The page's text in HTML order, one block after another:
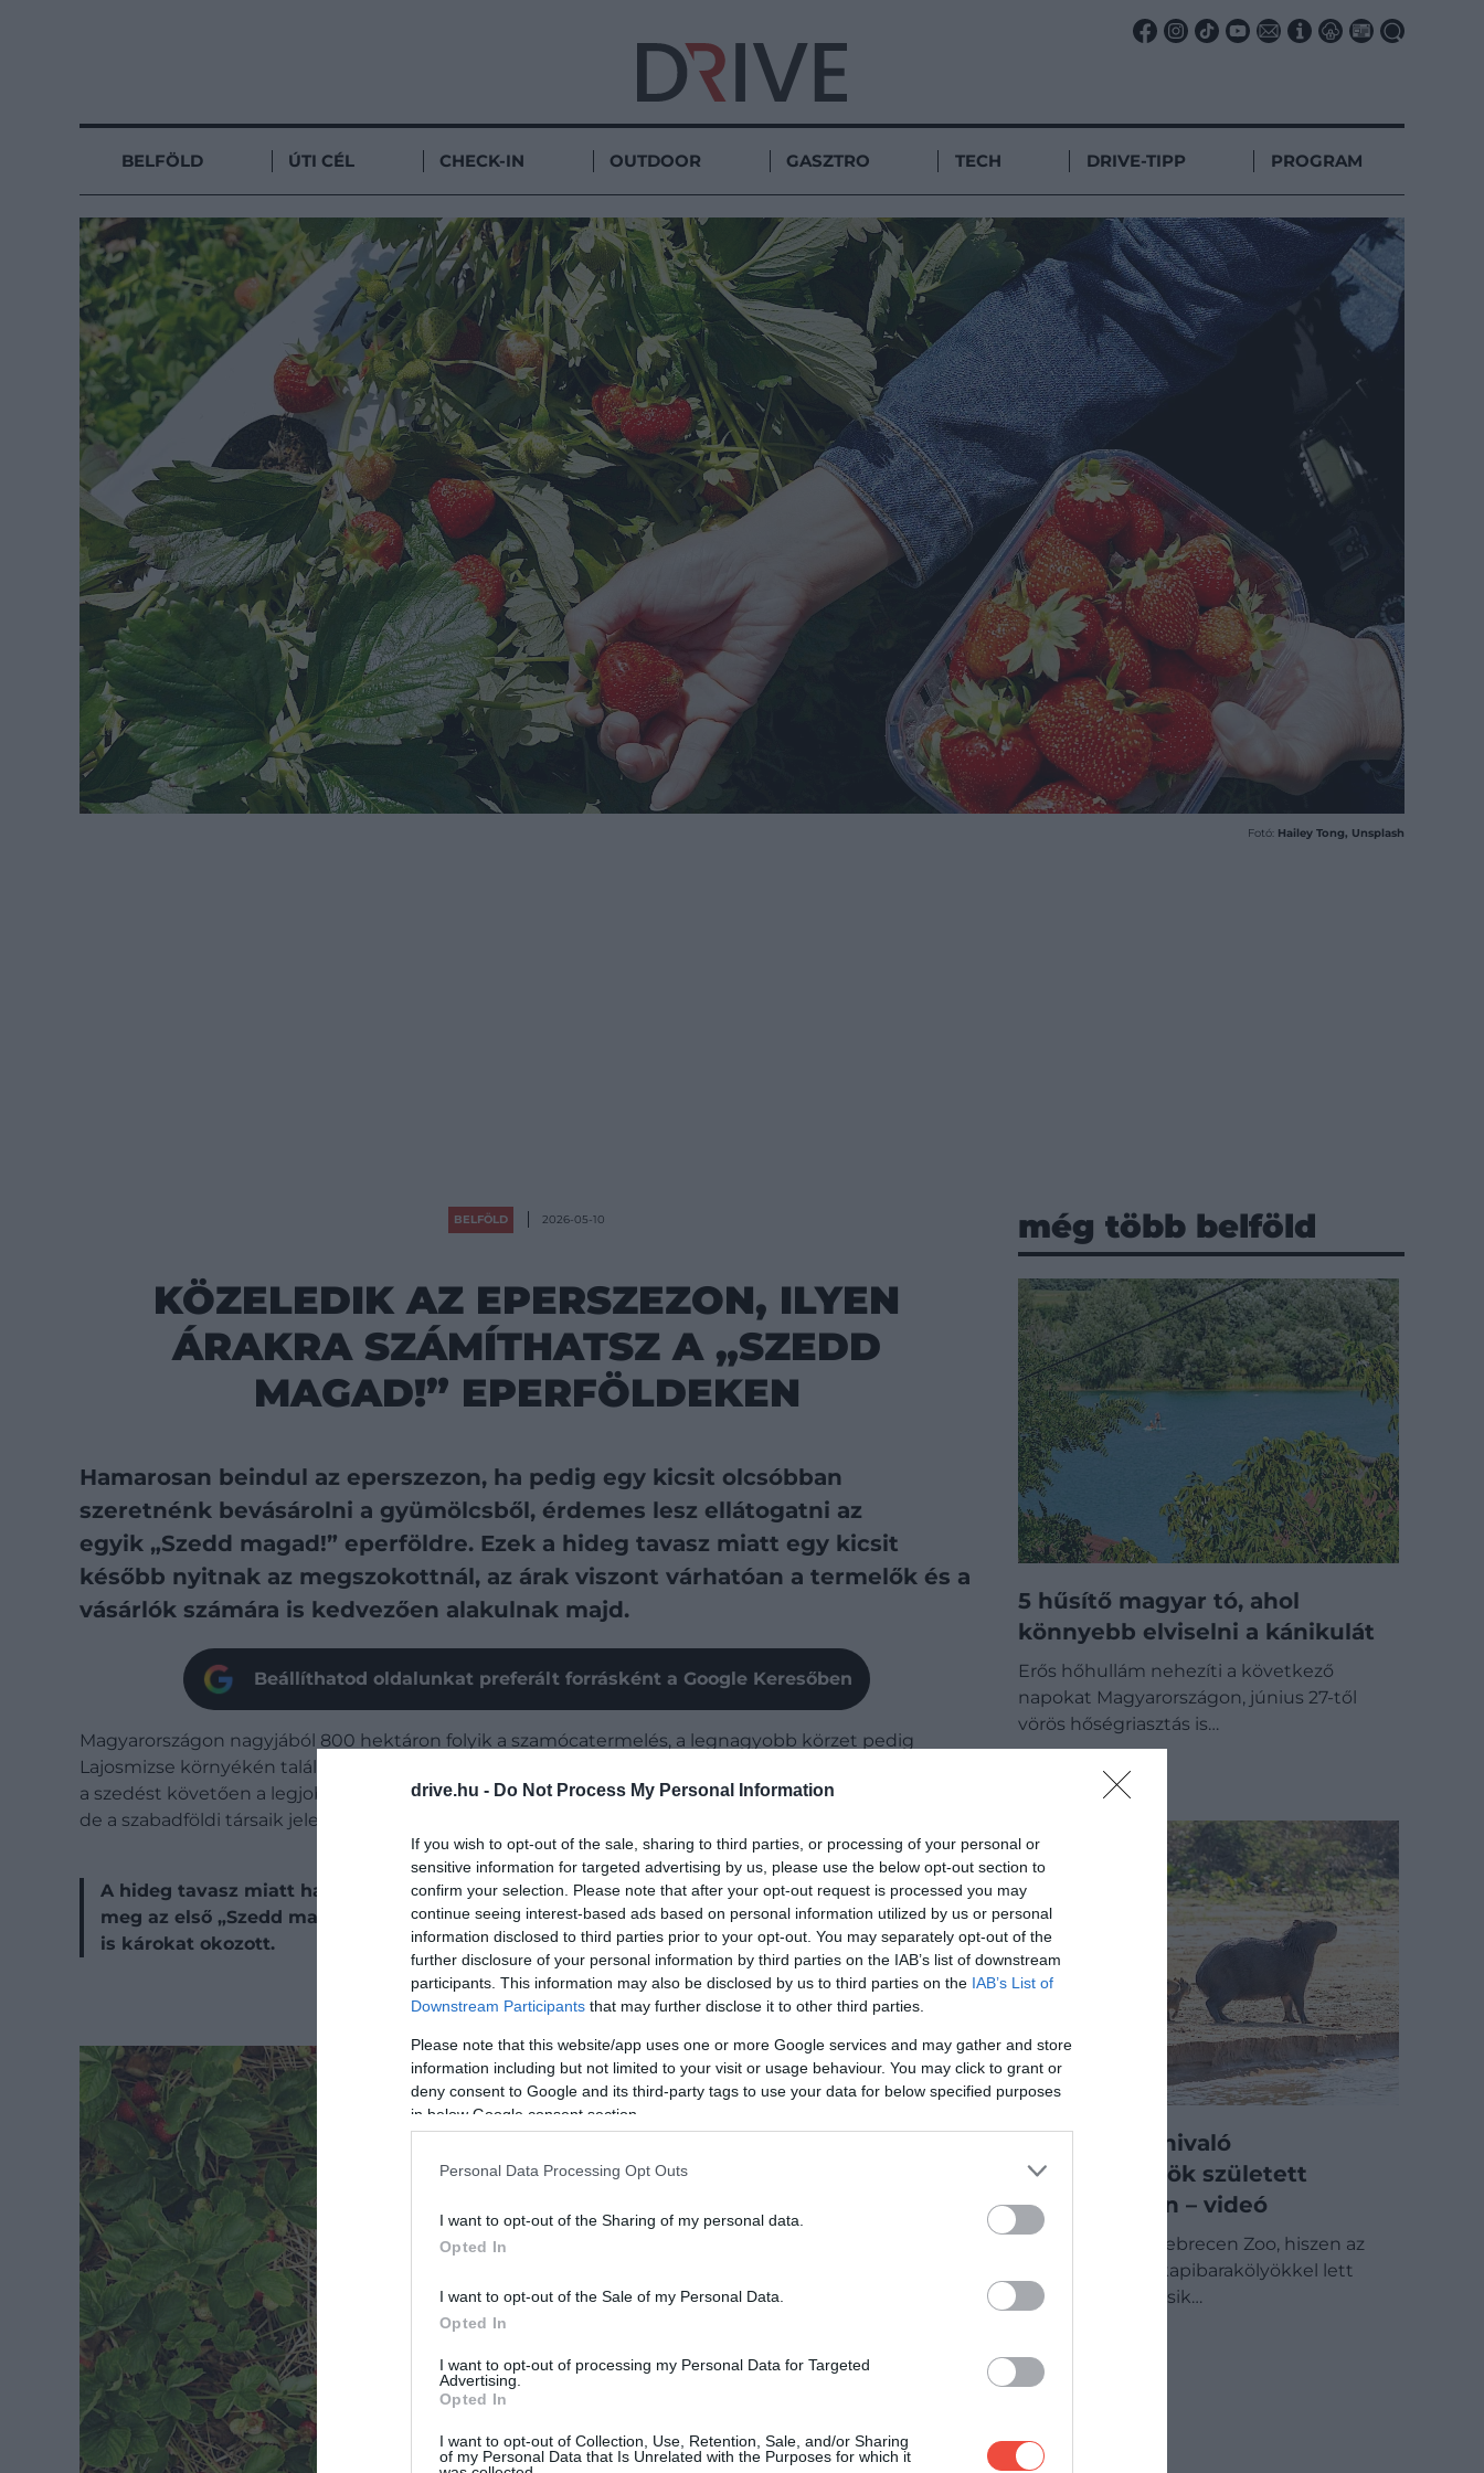
drive.hu - Do Not Process My Personal Information
If you wish to opt-out of the sale, sharing to third parties, or processing of your personal or
sensitive information for targeted advertising by us, please use the below opt-out section to
confirm your selection. Please note that after your opt-out request is processed you may
continue seeing interest-based ads based on personal information utilized by us or personal
information disclosed to third parties prior to your opt-out. You may separately opt-out of the
further disclosure of your personal information by third parties on the IAB’s list of downstream
participants. This information may also be disclosed by us to third parties on the IAB’s List of
Downstream Participants that may further disclose it to other third parties.
Please note that this website/app uses one or more Google services and may gather and store
information including but not limited to your visit or usage behaviour. You may click to grant or
deny consent to Google and its third-party tags to use your data for below specified purposes
in below Google consent section.
Personal Data Processing Opt Outs
I want to opt-out of the Sharing of my personal data.
Opted In
I want to opt-out of the Sale of my Personal Data.
Opted In
I want to opt-out of processing my Personal Data for Targeted
Advertising.
Opted In
I want to opt-out of Collection, Use, Retention, Sale, and/or Sharing
of my Personal Data that Is Unrelated with the Purposes for which it
BELFÖLD ÚTI CÉL CHECK-IN OUTDOOR GASZTRO TECH DRIVE-TIPP PROGRAM
Fotó: Hailey Tong, Unsplash
BELFÖLD 2026-05-10
KÖZELEDIK AZ EPERSZEZON, ILYEN
ÁRAKRA SZÁMÍTHATSZ A „SZEDD
MAGAD!” EPERFÖLDEKEN
Hamarosan beindul az eperszezon, ha pedig egy kicsit olcsóbban
szeretnénk bevásárolni a gyümölcsből, érdemes lesz ellátogatni az
egyik „Szedd magad!” eperföldre. Ezek a hideg tavasz miatt egy kicsit
később nyitnak az megszokottnál, az árak viszont várhatóan a termelők és a
vásárlók számára is kedvezően alakulnak majd.
Beállíthatod oldalunkat preferált forrásként a Google Keresőben
Magyarországon nagyjából 800 hektáron folyik a szamócatermelés, a legnagyobb körzet pedig
Lajosmizse környékén található. Az eperről tudni kell, hogy nem utóérő gyümölcs, tehát közvetlenül
a szedést követően a legjobb a minősége. Az első, fóliás eprek már egy ideje megjelentek a polcokon,
de a szabadföldi társaik jelenleg még csak virágoznak.
A hideg tavasz miatt hazánk legtöbb pontján csak kettő-négy hét múlva nyithatnak
meg az első „Szedd magad!” földek, a fagy azonban az ország északi részén több helyen
is károkat okozott.
még több belföld
5 hűsítő magyar tó, ahol
könnyebb elviselni a kánikulát
Erős hőhullám nehezíti a következő
napokat Magyarországon, június 27-től
vörös hőségriasztás is…
Három imádnivaló
kapibarakölyök született
Debrecenben – videó
Jó hírt közölt a Debrecen Zoo, hiszen az
állatkert három kapibarakölyökkel lett
gazdagabb. A kicsik…